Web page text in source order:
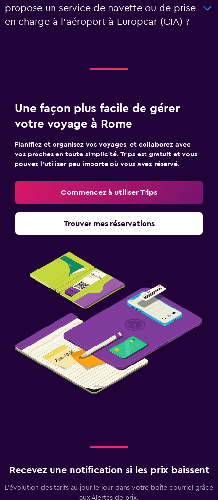
propose un service de navette ou de prise
en charge à l’aéroport à Europcar (CIA) ?
Une façon plus facile de gérer
votre voyage à Rome
Planifiez et organisez vos voyages, et collaborez avec
vos proches en toute simplicité. Trips est gratuit et vous
pouvez l’utiliser peu importe où vous avez réservé.
Commencez à utiliser Trips
Trouver mes réservations
Recevez une notification si les prix baissent
L’évolution des tarifs au jour le jour dans votre boîte courriel grâce
aux Alertes de prix.